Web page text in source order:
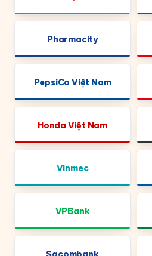
Pharmacity
PepsiCo Việt Nam
Honda Việt Nam
Vinmec
VPBank